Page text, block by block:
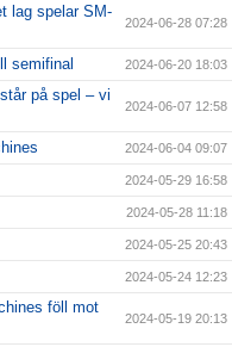
lag spelar SM-
2024-06-28 07:28
semifinal 2024-06-20 18:03
på spel – vi
2024-06-07 12:58
2024-06-04 09:07
2024-05-29 16:58
2024-05-28 11:18
2024-05-25 20:43
2024-05-24 12:23
föll mot
2024-05-19 20:13